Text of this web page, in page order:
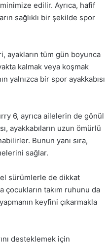
edilir. Ayrıca, hafif
sağlıklı bir şekilde spor
ayakların tüm gün boyunca
kalmak veya koşmak
yalnızca bir spor ayakkabısı
6, ayrıca ailelerin de gönül
ayakkabıların uzun ömürlü
Bunun yanı sıra,
sağlar.
sürümlerle de dikkat
takım ruhunu da
keyfini çıkarmakla
desteklemek için